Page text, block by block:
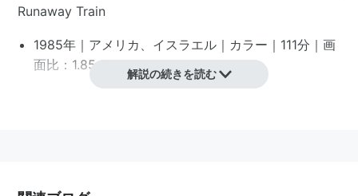
Runaway Train
1985年｜アメリカ、イスラエル｜カラー｜111分｜画
面比：1.85:1
解説の続きを読む